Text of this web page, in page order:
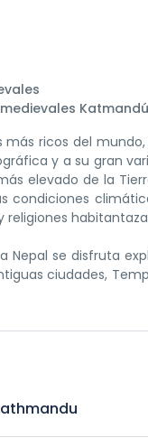
más ricos del
y a su gran
elevado de la
condiciones
Nepal se disfruta
ciudades,